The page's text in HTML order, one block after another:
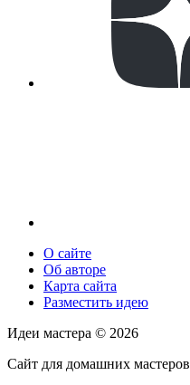
О сайте
Об авторе
Карта сайта
Разместить идею
Идеи мастера © 2026
Сайт для домашних мастеров